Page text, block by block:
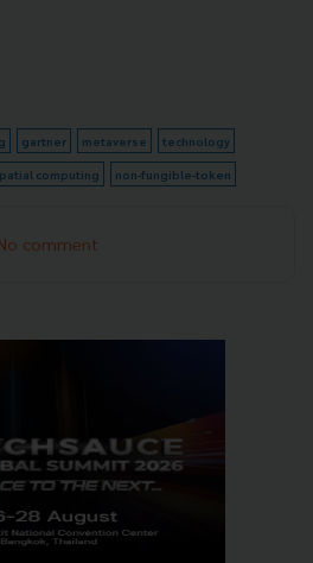
gartner metaverse technology
computing non-fungible-token
comment